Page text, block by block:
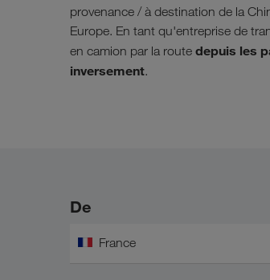
provenance / à destination de la
Europe. En tant qu'entreprise de
en camion par la route depuis les
inversement.
De
France